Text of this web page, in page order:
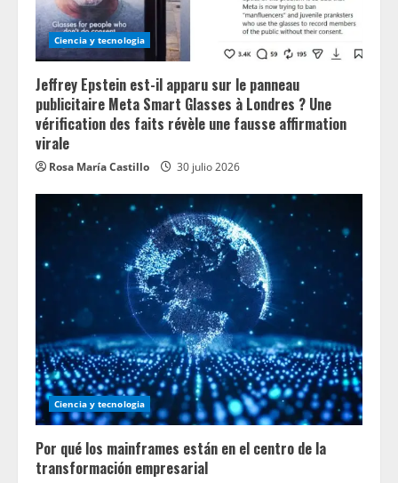
n
g Ciencia y tecnologia
Jeffrey Epstein est-il apparu sur le panneau
publicitaire Meta Smart Glasses à Londres ? Une
vérification des faits révèle une fausse affirmation
virale
Rosa María Castillo 30 julio 2026
Ciencia y tecnologia
Por qué los mainframes están en el centro de la
transformación empresarial